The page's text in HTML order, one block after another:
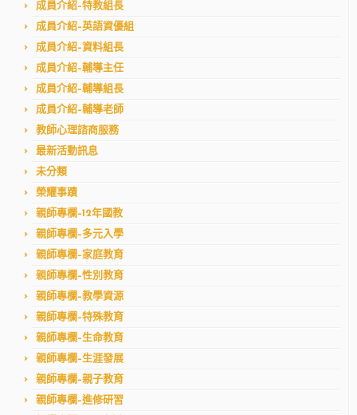
成員介紹–特教組長
成員介紹–英語資優組
成員介紹–資料組長
成員介紹–輔導主任
成員介紹–輔導組長
成員介紹–輔導老師
教師心理諮商服務
最新活動訊息
未分類
榮耀事蹟
親師專欄–12年國教
親師專欄–多元入學
親師專欄–家庭教育
親師專欄–性別教育
親師專欄–教學資源
親師專欄–特殊教育
親師專欄–生命教育
親師專欄–生涯發展
親師專欄–親子教育
親師專欄–進修研習